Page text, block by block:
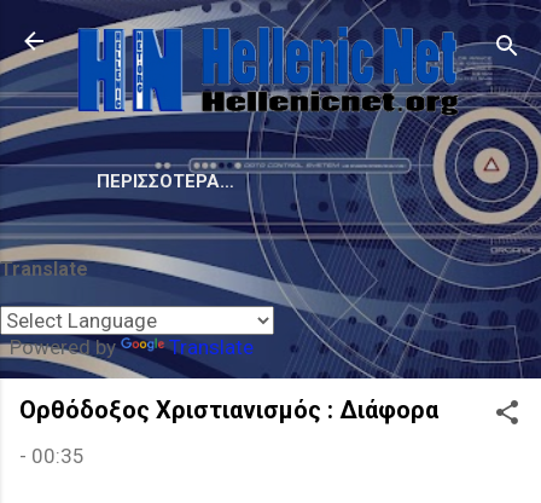
Μετάβαση στο κύριο περιεχόμενο
ΠΕΡΙΣΣΌΤΕΡΑ…
Translate
Powered by Translate
Ορθόδοξος Χριστιανισμός : Διάφορα
- 00:35